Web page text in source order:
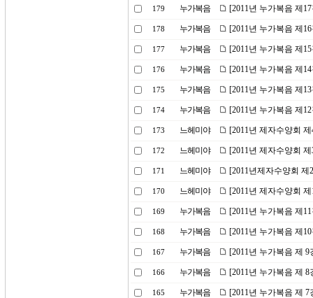
179 누가복음 [2011년 누가복음 제
178 누가복음 [2011년 누가복음 제
177 누가복음 [2011년 누가복음 제
176 누가복음 [2011년 누가복음 제
175 누가복음 [2011년 누가복음 제
174 누가복음 [2011년 누가복음 제
173 느헤미야 [2011년 제자수양회
172 느헤미야 [2011년 제자수양회
171 느헤미야 [2011년제자수양회
170 느헤미야 [2011년 제자수양회
169 누가복음 [2011년 누가복음 제
168 누가복음 [2011년 누가복음 제
167 누가복음 [2011년 누가복음 제
166 누가복음 [2011년 누가복음 제
165 누가복음 [2011년 누가복음 제